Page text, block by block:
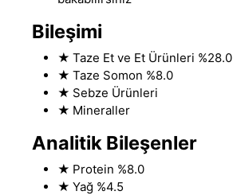
Bileşimi
★ Taze Et ve Et Ürünleri %28.0
★ Taze Somon %8.0
★ Sebze Ürünleri
★ Mineraller
Analitik Bileşenler
★ Protein %8.0
★ Yağ %4.5